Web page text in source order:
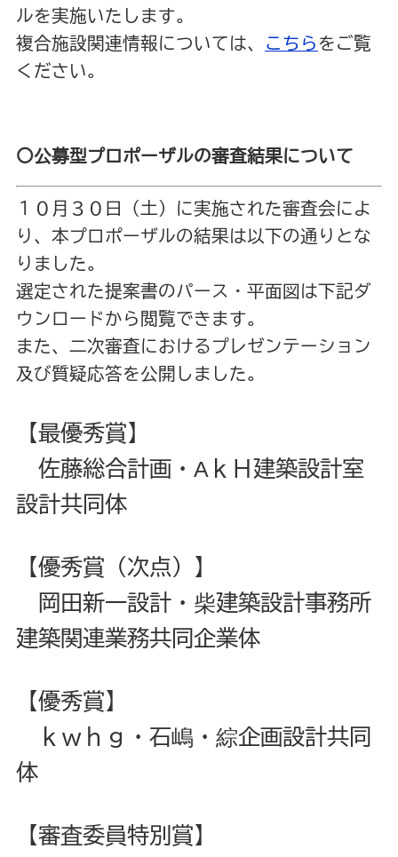
ルを実施いたします。
複合施設関連情報については、 こちら をご覧
ください。
〇公募型プロポーザルの審査結果について
１０月３０日（土）に実施された審査会によ
り、本プロポーザルの結果は以下の通りとな
りました。
選定された提案書のパース・平面図は下記ダ
ウンロードから閲覧できます。
また、二次審査におけるプレゼンテーション
及び質疑応答を公開しました。
【最優秀賞】
佐藤総合計画・AｋＨ建築設計室
設計共同体
【優秀賞（次点）】
岡田新一設計・柴建築設計事務所
建築関連業務共同企業体
【優秀賞】
ｋｗｈｇ・石嶋・綜企画設計共同
体
【審査委員特別賞】